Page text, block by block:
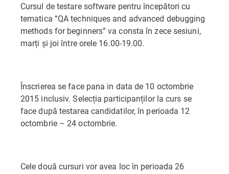
Cursul de testare software pentru începători cu
tematica “QA techniques and advanced debugging
methods for beginners” va consta în zece sesiuni,
marți și joi între orele 16.00-19.00.
Înscrierea se face pana in data de 10 octombrie
2015 inclusiv. Selecția participanților la curs se
face după testarea candidatilor, în perioada 12
octombrie – 24 octombrie.
Cele două cursuri vor avea loc în perioada 26